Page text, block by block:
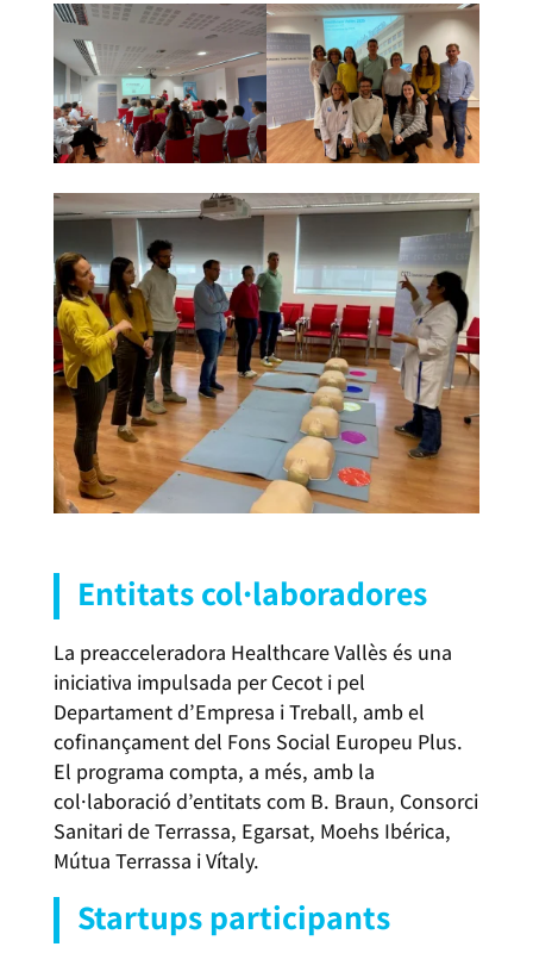
Entitats col·laboradores
La preacceleradora Healthcare Vallès és una
iniciativa impulsada per Cecot i pel
Departament d’Empresa i Treball, amb el
cofinançament del Fons Social Europeu Plus.
El programa compta, a més, amb la
col·laboració d’entitats com B. Braun, Consorci
Sanitari de Terrassa, Egarsat, Moehs Ibérica,
Mútua Terrassa i Vítaly.
Startups participants